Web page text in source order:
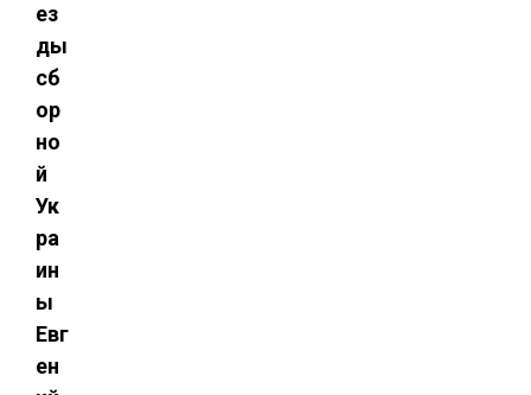
ез
ды
сб
ор
но
й
Ук
ра
ин
ы
Евг
ен